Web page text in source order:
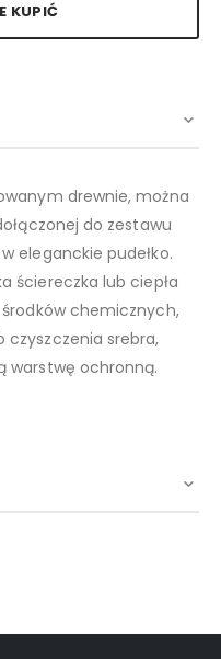
KUPIĆ
drewnie, można
do zestawu
eleganckie pudełko.
ściereczka lub ciepła
chemicznych,
srebra,
warstwę ochronną.